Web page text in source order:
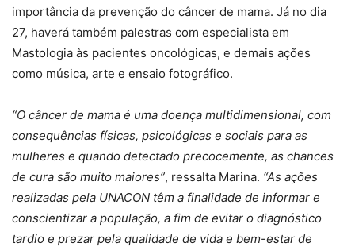
importância da prevenção do câncer de mama. Já no dia
27, haverá também palestras com especialista em
Mastologia às pacientes oncológicas, e demais ações
como música, arte e ensaio fotográfico.
“O câncer de mama é uma doença multidimensional, com
consequências físicas, psicológicas e sociais para as
mulheres e quando detectado precocemente, as chances
de cura são muito maiores”, ressalta Marina. “As ações
realizadas pela UNACON têm a finalidade de informar e
conscientizar a população, a fim de evitar o diagnóstico
tardio e prezar pela qualidade de vida e bem-estar de